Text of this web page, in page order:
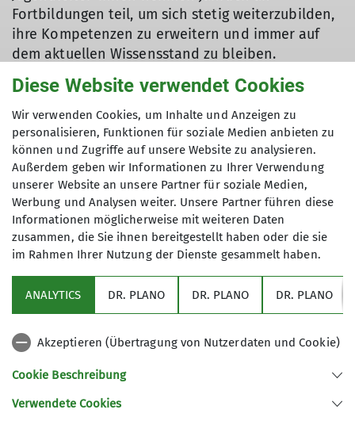
Fortbildungen teil, um sich stetig weiterzubilden,
ihre Kompetenzen zu erweitern und immer auf
dem aktuellen Wissensstand zu bleiben.
zu den Fortbildungen
Benefits
Als Jugendleiter*in profitierst du von unseren
Jugend-Benefits als Dank für dein Engagement.
Sektion Schwaben des Deutschen Alpenvereins (DAV) 1869 e. V.
Diese Website verwendet Cookies
Wir verwenden Cookies, um Inhalte und Anzeigen zu
personalisieren, Funktionen für soziale Medien anbieten zu
können und Zugriffe auf unsere Website zu analysieren.
Außerdem geben wir Informationen zu Ihrer Verwendung
unserer Website an unsere Partner für soziale Medien,
Werbung und Analysen weiter. Unsere Partner führen diese
Informationen möglicherweise mit weiteren Daten
zusammen, die Sie ihnen bereitgestellt haben oder die sie
im Rahmen Ihrer Nutzung der Dienste gesammelt haben.
ANALYTICS DR. PLANO DR. PLANO DR. PLANO
Akzeptieren (Übertragung von Nutzerdaten und Cookie)
Cookie Beschreibung
Verwendete Cookies